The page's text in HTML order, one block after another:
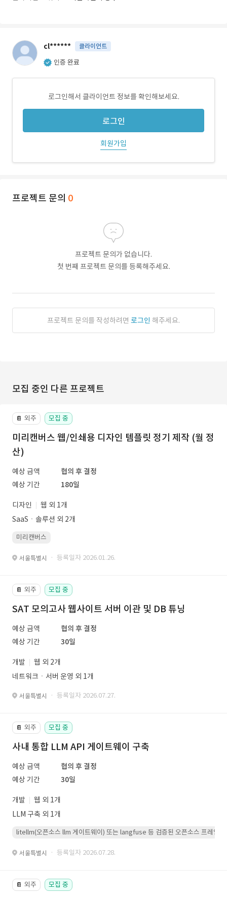
cl****** 클라이언트
인증 완료
로그인해서 클라이언트 정보를 확인해보세요.
로그인
회원가입
프로젝트 문의 0
프로젝트 문의가 없습니다.
첫 번째 프로젝트 문의를 등록해주세요.
프로젝트 문의를 작성하려면 로그인 해주세요.
모집 중인 다른 프로젝트
📔 외주 모집 중
미리캔버스 웹/인쇄용 디자인 템플릿 정기 제작 (월 정
산)
예상 금액
협의 후 결정
예상 기간
180일
디자인
웹 외 1개
SaaSㆍ솔루션 외 2개
미리캔버스
서울특별시 · 등록일자 2026.01.26.
📔 외주 모집 중
SAT 모의고사 웹사이트 서버 이관 및 DB 튜닝
예상 금액
협의 후 결정
예상 기간
30일
개발
웹 외 2개
네트워크ㆍ서버 운영 외 1개
서울특별시 · 등록일자 2026.07.27.
📔 외주 모집 중
사내 통합 LLM API 게이트웨이 구축
예상 금액
협의 후 결정
예상 기간
30일
개발
웹 외 1개
LLM 구축 외 1개
litellm(오픈소스 llm 게이트웨이) 또는 langfuse 등 검증된 오픈소스 프레임워
서울특별시 · 등록일자 2026.07.28.
📔 외주 모집 중